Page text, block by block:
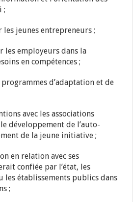
;
jeunes entrepreneurs ;
les employeurs dans la
en compétences ;
d’adaptation et de
avec les associations
développement de l’auto-
de la jeune initiative ;
en relation avec ses
confiée par l’état, les
les établissements publics dans
;